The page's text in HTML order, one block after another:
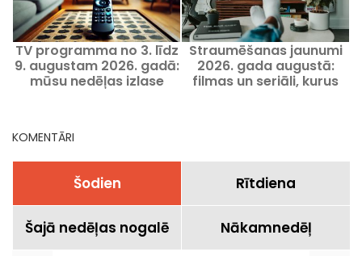
TV programma no 3. līdz
9. augustam 2026. gadā:
mūsu nedēļas izlase
Straumēšanas jaunumi
2026. gada augustā:
filmas un seriāli, kurus
KOMENTĀRI
Šodien Rītdiena
Šajā nedēļas nogalē Nākamnedēļ